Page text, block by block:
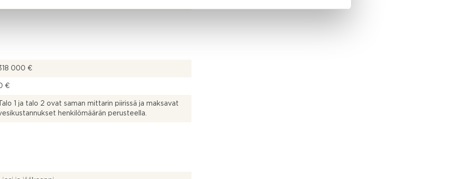
000 €
€
Talo 1 ja talo 2 ovat saman mittarin piirissä ja maksavat
henkilömäärän perusteella.